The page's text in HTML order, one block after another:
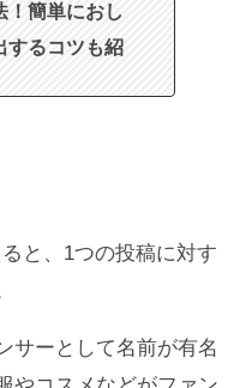
！簡単におし
するコツも紹
と、1つの投稿に対す
サーとして名前が有名